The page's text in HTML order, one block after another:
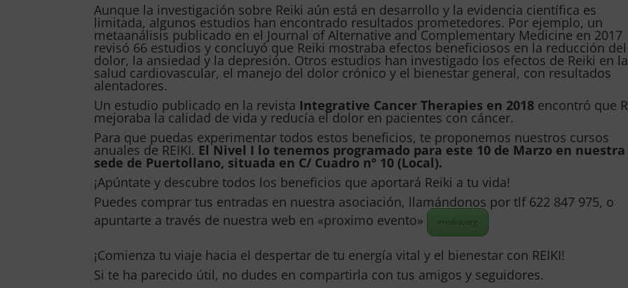
Aunque la investigación sobre Reiki aún está en desarrollo y la evidencia científica es
limitada, algunos estudios han encontrado resultados prometedores. Por ejemplo, un
metaanálisis publicado en el Journal of Alternative and Complementary Medicine en 2017
revisó 66 estudios y concluyó que Reiki mostraba efectos beneficiosos en la reducción del
dolor, la ansiedad y la depresión. Otros estudios han investigado los efectos de Reiki en la
salud cardiovascular, el manejo del dolor crónico y el bienestar general, con resultados
alentadores.
Un estudio publicado en la revista Integrative Cancer Therapies en 2018 encontró que
mejoraba la calidad de vida y reducía el dolor en pacientes con cáncer.
Para que puedas experimentar todos estos beneficios, te proponemos nuestros cursos
anuales de REIKI. El Nivel I lo tenemos programado para este 10 de Marzo en nuestra
sede de Puertollano, situada en C/ Cuadro nº 10 (Local).
¡Apúntate y descubre todos los beneficios que aportará Reiki a tu vida!
Puedes comprar tus entradas en nuestra asociación, llamándonos por tlf 622 847 975, o
apuntarte a través de nuestra web en «proximo evento»
enoko.org
¡Comienza tu viaje hacia el despertar de tu energía vital y el bienestar con REIKI!
Si te ha parecido útil, no dudes en compartirla con tus amigos y seguidores.